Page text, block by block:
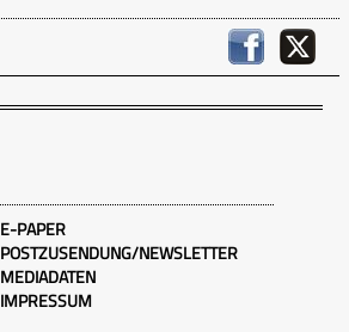
E-PAPER
POSTZUSENDUNG/NEWSLETTER
MEDIADATEN
IMPRESSUM